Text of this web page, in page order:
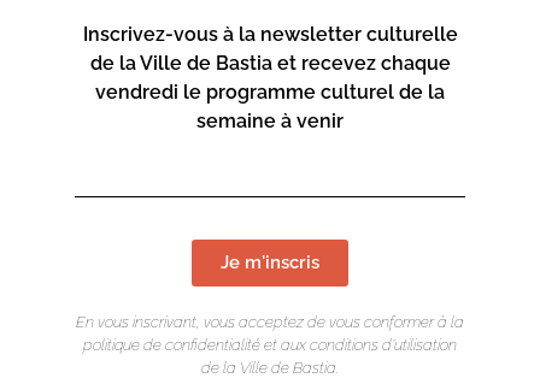
LIEU DE L'ÉVÉNEMENT
Inscrivez-vous à la newsletter culturelle
de la Ville de Bastia et recevez chaque
vendredi le programme culturel de la
semaine à venir
Je m'inscris
En vous inscrivant, vous acceptez de vous conformer à la
politique de confidentialité et aux conditions d’utilisation
de la Ville de Bastia.